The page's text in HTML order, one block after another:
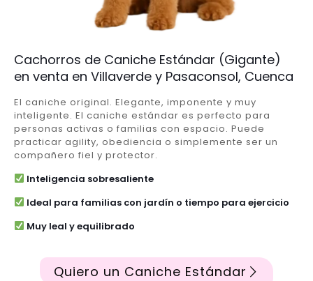
Cachorros de Caniche Estándar (Gigante)
en venta en Villaverde y Pasaconsol, Cuenca
El caniche original. Elegante, imponente y muy
inteligente. El caniche estándar es perfecto para
personas activas o familias con espacio. Puede
practicar agility, obediencia o simplemente ser un
compañero fiel y protector.
Inteligencia sobresaliente
Ideal para familias con jardín o tiempo para ejercicio
Muy leal y equilibrado
Quiero un Caniche Estándar